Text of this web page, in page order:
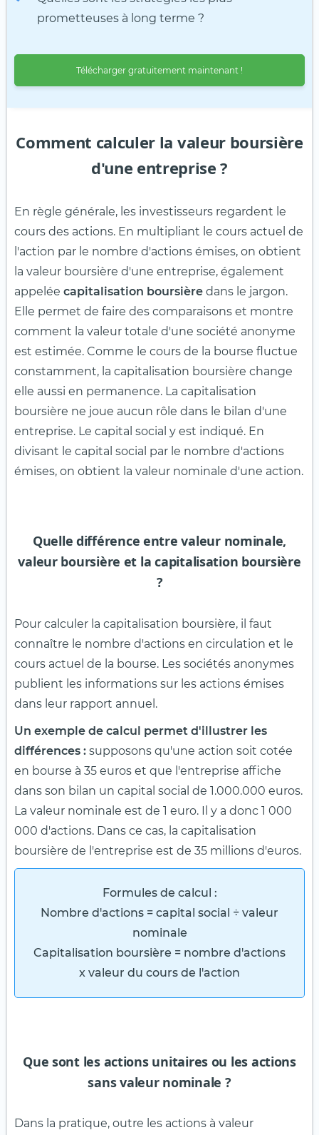
prometteuses à long terme ?
Télécharger gratuitement maintenant !
Comment calculer la valeur boursière
d'une entreprise ?
En règle générale, les investisseurs regardent le
cours des actions. En multipliant le cours actuel de
l'action par le nombre d'actions émises, on obtient
la valeur boursière d'une entreprise, également
appelée capitalisation boursière dans le jargon.
Elle permet de faire des comparaisons et montre
comment la valeur totale d'une société anonyme
est estimée. Comme le cours de la bourse fluctue
constamment, la capitalisation boursière change
elle aussi en permanence. La capitalisation
boursière ne joue aucun rôle dans le bilan d'une
entreprise. Le capital social y est indiqué. En
divisant le capital social par le nombre d'actions
émises, on obtient la valeur nominale d'une action.
Quelle différence entre valeur nominale,
valeur boursière et la capitalisation boursière
?
Pour calculer la capitalisation boursière, il faut
connaître le nombre d'actions en circulation et le
cours actuel de la bourse. Les sociétés anonymes
publient les informations sur les actions émises
dans leur rapport annuel.
Un exemple de calcul permet d'illustrer les
différences : supposons qu'une action soit cotée
en bourse à 35 euros et que l'entreprise affiche
dans son bilan un capital social de 1.000.000 euros.
La valeur nominale est de 1 euro. Il y a donc 1 000
000 d'actions. Dans ce cas, la capitalisation
boursière de l'entreprise est de 35 millions d'euros.
Formules de calcul :
Nombre d'actions = capital social ÷ valeur
nominale
Capitalisation boursière = nombre d'actions
x valeur du cours de l'action
Que sont les actions unitaires ou les actions
sans valeur nominale ?
Dans la pratique, outre les actions à valeur